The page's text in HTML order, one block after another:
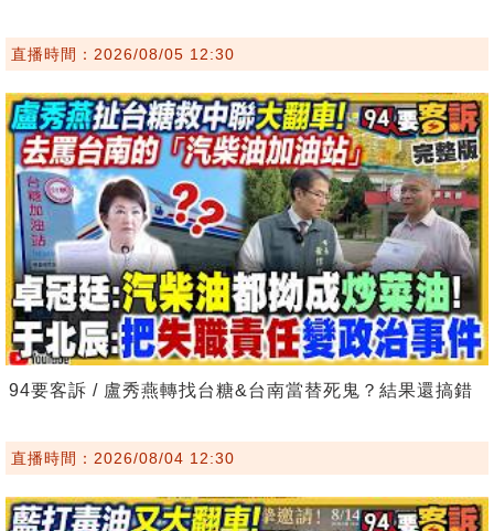
直播時間：2026/08/05 12:30
94要客訴 / 盧秀燕轉找台糖&台南當替死鬼？結果還搞錯
直播時間：2026/08/04 12:30